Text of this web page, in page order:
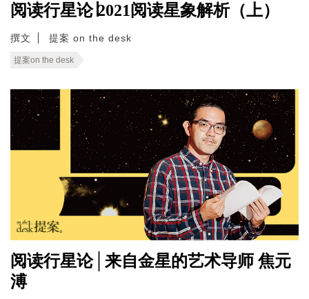
阅读行星论∣2021阅读星象解析（上）
撰文 提案 on the desk
提案on the desk
阅读行星论│来自金星的艺术导师 焦元
溥